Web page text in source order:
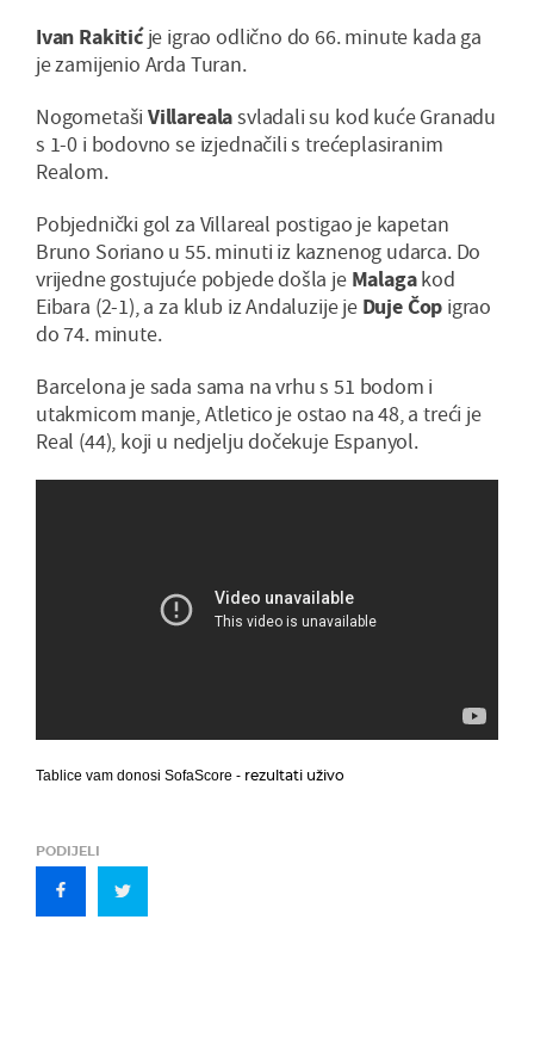
Ivan Rakitićje igrao odlično do 66. minute kada ga
je zamijenio Arda Turan.
NogometašiVillarealasvladali su kod kuće Granadu
s 1-0 i bodovno se izjednačili s trećeplasiranim
Realom.
Pobjednički gol za Villareal postigao je kapetan
Bruno Soriano u 55. minuti iz kaznenog udarca. Do
vrijedne gostujuće pobjede došla je Malagakod
Eibara (2-1), a za klub iz Andaluzije je Duje Čop igrao
do 74. minute.
Barcelona je sada sama na vrhu s 51 bodom i
utakmicom manje, Atletico je ostao na 48, a treći je
Real (44), koji u nedjelju dočekuje Espanyol.
Tablice vam donosi SofaScore - rezultati uživo
PODIJELI